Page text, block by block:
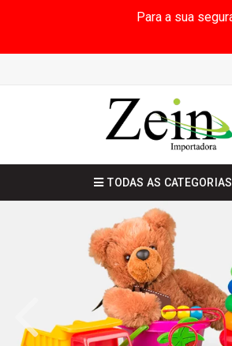
Para a sua
TODAS AS CATEGORIAS